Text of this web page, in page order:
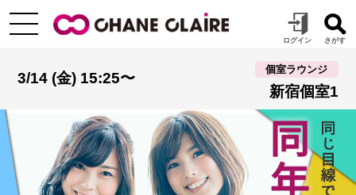
3/14 (金) 15:25〜
個室ラウンジ
新宿個室1